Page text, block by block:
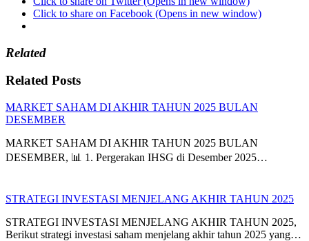
Click to share on Facebook (Opens in new window)
Related
Related Posts
MARKET SAHAM DI AKHIR TAHUN 2025 BULAN
DESEMBER
MARKET SAHAM DI AKHIR TAHUN 2025 BULAN
DESEMBER, 📊 1. Pergerakan IHSG di Desember 2025…
STRATEGI INVESTASI MENJELANG AKHIR TAHUN 2025
STRATEGI INVESTASI MENJELANG AKHIR TAHUN 2025,
Berikut strategi investasi saham menjelang akhir tahun 2025 yang…